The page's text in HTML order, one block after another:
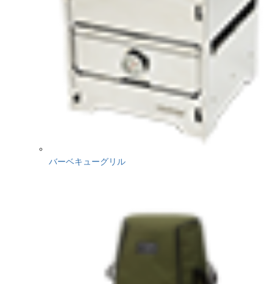
バーベキューグリル